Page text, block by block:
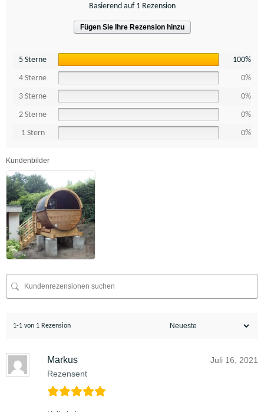
Basierend auf 1 Rezension
Fügen Sie Ihre Rezension hinzu
5 Sterne 100%
4 Sterne 0%
3 Sterne 0%
2 Sterne 0%
1 Stern 0%
Kundenbilder
1-1 von 1 Rezension
Markus
Rezensent
Juli 16, 2021